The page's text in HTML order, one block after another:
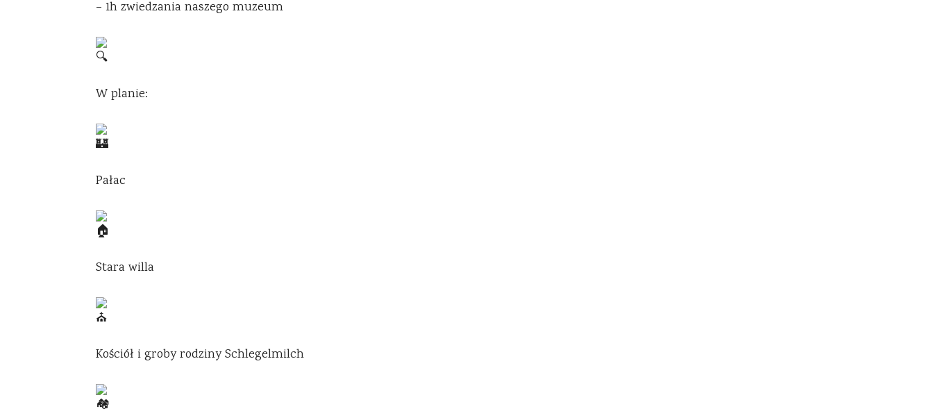
– 1h zwiedzania naszego muzeum
W planie:
Pałac
Stara willa
Kościół i groby rodziny Schlegelmilch